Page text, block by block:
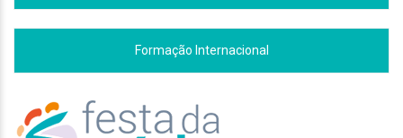
Formação Internacional